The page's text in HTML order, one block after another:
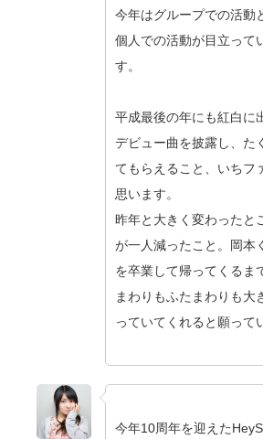
今年はグループでの活動
個人での活動が目立って
す。
平成最後の年にも紅白に
デビュー曲を披露し、た
てもらえること、いちフ
思います。
昨年と大きく変わったと
が一人減ったこと。岡本
を卒業して帰ってくるま
まわりもふたまわりも大
っていてくれると願って
今年10周年を迎えた